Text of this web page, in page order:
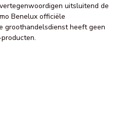
uitsluitend de
Benelux officiële
groothandelsdienst heeft geen